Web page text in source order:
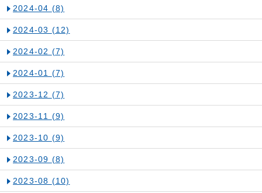
2024-04 (8)
2024-03 (12)
2024-02 (7)
2024-01 (7)
2023-12 (7)
2023-11 (9)
2023-10 (9)
2023-09 (8)
2023-08 (10)